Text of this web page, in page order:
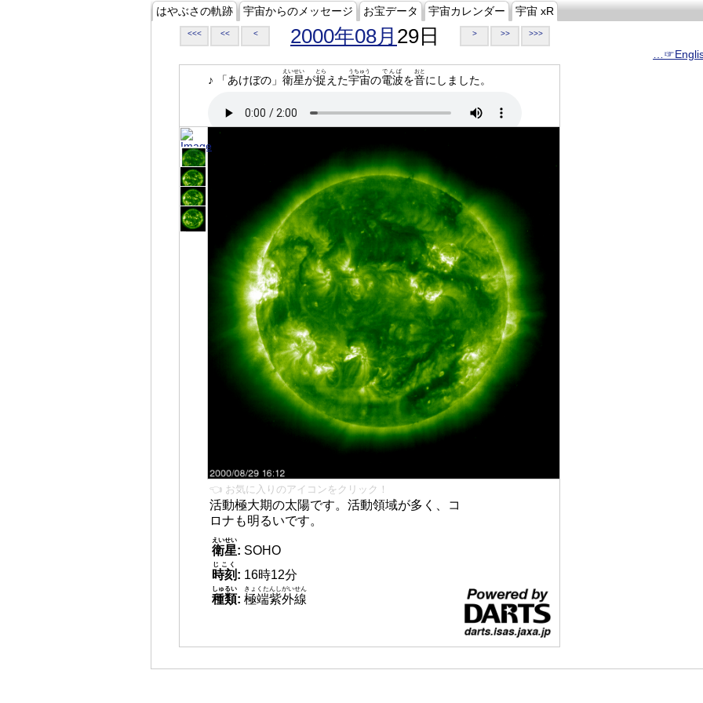
はやぶさの軌跡 宇宙からのメッセージ お宝データ 宇宙カレンダー 宇宙 xR
<<< << < 2000年08月 29日 > >> >>>
♪ 「あけぼの」 衛星
えいせい
が捉
とら
えた宇宙
うちゅう
の電波
でんぱ
を音
おと
にしました。
👈 お気に入りのアイコンをクリック！
活動極大期の太陽です。活動領域が多く、コ
ロナも明るいです。
衛星
えいせい
: SOHO
時刻
じこく
: 16時12分
種類
しゅるい
: 極端紫外線
きょくたんしがいせん